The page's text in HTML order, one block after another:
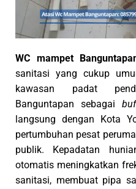
WC mampet
sanitasi yang cukup
kawasan padat
Banguntapan sebagai
langsung dengan Kota
pertumbuhan pesat
publik. Kepadatan
otomatis meningkatkan
sanitasi, membuat pipa